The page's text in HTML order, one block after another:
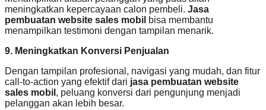
meningkatkan kepercayaan calon pembeli. Jasa
pembuatan website sales mobil bisa membantu
menampilkan testimoni dengan tampilan menarik.
9. Meningkatkan Konversi Penjualan
Dengan tampilan profesional, navigasi yang mudah, dan fitur
call-to-action yang efektif dari jasa pembuatan website
sales mobil , peluang konversi dari pengunjung menjadi
pelanggan akan lebih besar.